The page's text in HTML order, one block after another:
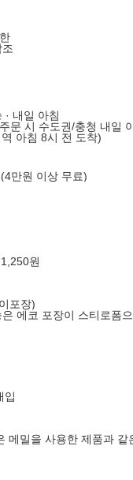
· 내일 아침
문 시 수도권/충청 내일
아침 8시 전 도착)
만원 이상 무료)
원
포장)
에코 포장이 스티로폼
입
메밀을 사용한 제품과